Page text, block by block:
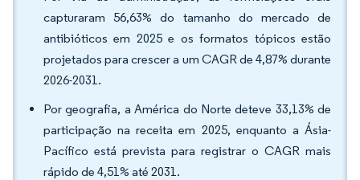
capturaram 56,63% do tamanho do mercado de
antibióticos em 2025 e os formatos tópicos estão
projetados para crescer a um CAGR de 4,87% durante
2026-2031.
Por geografia, a América do Norte deteve 33,13% de
participação na receita em 2025, enquanto a Ásia-
Pacífico está prevista para registrar o CAGR mais
rápido de 4,51% até 2031.